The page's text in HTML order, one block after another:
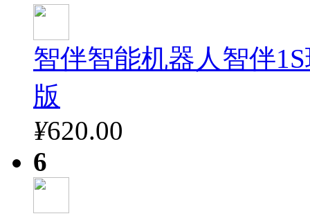
智伴智能机器人智伴
版
¥620.00
6